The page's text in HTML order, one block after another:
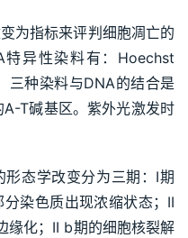
为指标来评判细胞凋亡的
异性染料有：Hoechst
种染料与DNA的结合是
T碱基区。紫外光激发时
态学改变分为三期：I期
染色质出现浓缩状态；II
缘化；II b期的细胞核裂解